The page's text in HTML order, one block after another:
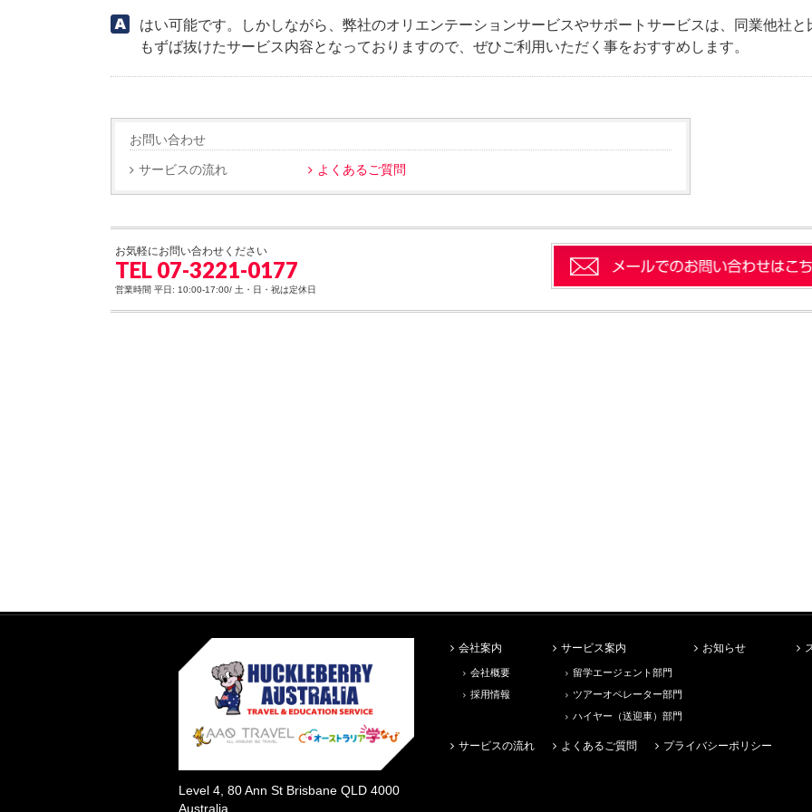
はい可能です。しかしながら、弊社のオリエンテーションサービスやサポートサービスは、同業他社と
もずば抜けたサービス内容となっておりますので、ぜひご利用いただく事をおすすめします。
お問い合わせ
サービスの流れ よくあるご質問
お気軽にお問い合わせください
TEL 07-3221-0177
営業時間 平日: 10:00-17:00/ 土・日・祝は定休日
Level 4, 80 Ann St Brisbane QLD 4000
Australia
会社案内
会社概要
採用情報
サービス案内
留学エージェント部門
ツアーオペレーター部門
ハイヤー（送迎車）部門
お知らせ
サービスの流れ よくあるご質問 プライバシーポリシー